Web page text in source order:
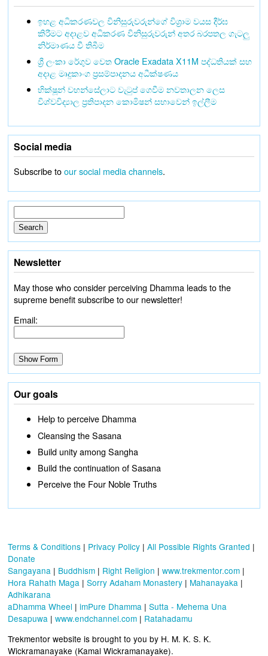
ඉහළ අධිකරණවල විනිසුරුවරුන්ගේ විශ්‍රාම වයස දීර්ඝ
කිරීමට අදාළව අධිකරණ විනිසුරුවරුන් අතර බරපතල ගැටලු
නිර්මාණය වී තිබීම
ශ්‍රී ලංකා රේගුව වෙත Oracle Exadata X11M පද්ධතියක් සහ
අදාළ මෘදුකාංග ප්‍රසම්පාදනය අධීක්ෂණය
භික්ෂූන් වහන්සේලාට වැටුප් ගෙවීම නවතාලන ලෙස
විශ්වවිද්‍යාල ප්‍රතිපාදන කොමිෂන් සභාවෙන් ඉල්ලීම
Social media
Subscribe toour social media channels.
Newsletter
May those who consider perceiving Dhamma leads to the
supreme benefit subscribe to our newsletter!
Email:
Our goals
Help to perceive Dhamma
Cleansing the Sasana
Build unity among Sangha
Build the continuation of Sasana
Perceive the Four Noble Truths
Terms & Conditions | Privacy Policy | All Possible Rights Granted |
Donate
Sangayana | Buddhism | Right Religion | www.trekmentor.com |
Hora Rahath Maga | Sorry Adaham Monastery | Mahanayaka |
Adhikarana
aDhamma Wheel | imPure Dhamma | Sutta - Mehema Una
Desapuwa | www.endchannel.com | Ratahadamu
Trekmentor website is brought to you by H. M. K. S. K.
Wickramanayake (Kamal Wickramanayake).